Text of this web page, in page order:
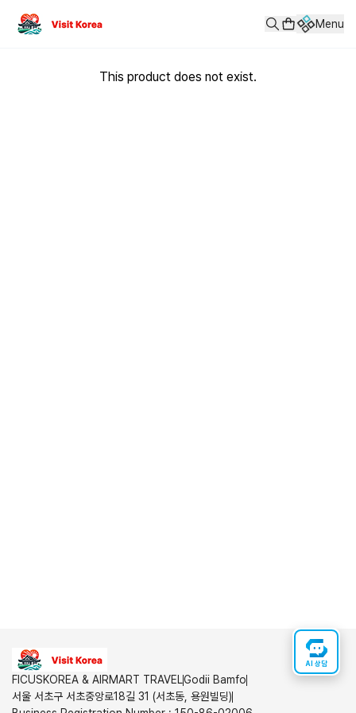
AI 상담
Menu
This product does not exist.
FICUSKOREA & AIRMART TRAVELGodii Bamfo
서울 서초구 서초중앙로18길 31 (서초동, 용원빌딩)